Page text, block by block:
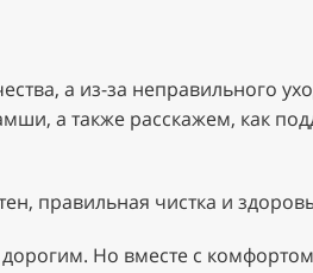
а из-за неправильного
а также расскажем, как
правильная чистка и
Но вместе с